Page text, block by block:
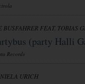
BUSFAHRER FEAT. TOBIAS
(party Halli
Records
URICH